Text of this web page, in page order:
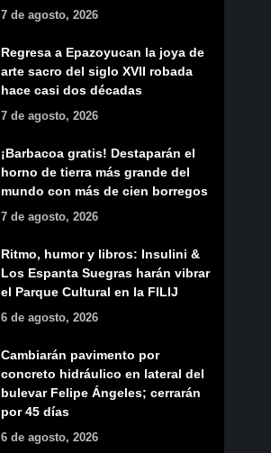
7 de agosto, 2026
Regresa a Epazoyucan la joya de
arte sacro del siglo XVII robada
hace casi dos décadas
7 de agosto, 2026
¡Barbacoa gratis! Destaparán el
horno de tierra más grande del
mundo con más de cien borregos
7 de agosto, 2026
Ritmo, humor y libros: Insulini &
Los Espanta Suegras harán vibrar
el Parque Cultural en la FILIJ
6 de agosto, 2026
Cambiarán pavimento por
concreto hidráulico en lateral del
bulevar Felipe Ángeles; cerrarán
por 45 días
6 de agosto, 2026